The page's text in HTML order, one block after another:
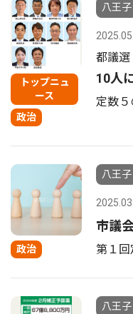
トップニュ
ース
政治
八王子
都議選
10人
定数
政治
八王子
市議
第１回
八王子